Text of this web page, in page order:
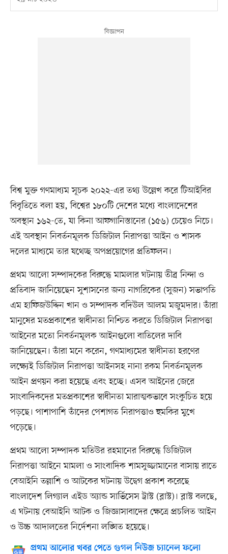
বিশ্ব মুক্ত গণমাধ্যম সূচক ২০২২-এর তথ্য উল্লেখ করে টিআইবির
বিবৃতিতে বলা হয়, বিশ্বের ১৮০টি দেশের মধ্যে বাংলাদেশের
অবস্থান ১৬২-তে, যা কিনা আফগানিস্তানের (১৫৬) চেয়েও নিচে।
এই অবস্থান নিবর্তনমূলক ডিজিটাল নিরাপত্তা আইন ও শাসক
দলের মাধ্যমে তার যথেচ্ছ অপপ্রয়োগের প্রতিফলন।
প্রথম আলো সম্পাদকের বিরুদ্ধে মামলার ঘটনায় তীব্র নিন্দা ও
প্রতিবাদ জানিয়েছেন সুশাসনের জন্য নাগরিকের (সুজন) সভাপতি
এম হাফিজউদ্দিন খান ও সম্পাদক বদিউল আলম মজুমদার। তাঁরা
মানুষের মতপ্রকাশের স্বাধীনতা নিশ্চিত করতে ডিজিটাল নিরাপত্তা
আইনের মতো নিবর্তনমূলক আইনগুলো বাতিলের দাবি
জানিয়েছেন। তাঁরা মনে করেন, গণমাধ্যমের স্বাধীনতা হরণের
লক্ষ্যেই ডিজিটাল নিরাপত্তা আইনসহ নানা রকম নিবর্তনমূলক
আইন প্রণয়ন করা হয়েছে এবং হচ্ছে। এসব আইনের জেরে
সাংবাদিকদের মতপ্রকাশের স্বাধীনতা মারাত্মকভাবে সংকুচিত হয়ে
পড়ছে। পাশাপাশি তাঁদের পেশাগত নিরাপত্তাও হুমকির মুখে
পড়েছে।
প্রথম আলো সম্পাদক মতিউর রহমানের বিরুদ্ধে ডিজিটাল
নিরাপত্তা আইনে মামলা ও সাংবাদিক শামসুজ্জামানের বাসায় রাতে
বেআইনি তল্লাশি ও আটকের ঘটনায় উদ্বেগ প্রকাশ করেছে
বাংলাদেশ লিগ্যাল এইড অ্যান্ড সার্ভিসেস ট্রাস্ট (ব্লাস্ট)। ব্লাস্ট বলছে,
এ ঘটনায় বেআইনি আটক ও জিজ্ঞাসাবাদের ক্ষেত্রে প্রচলিত আইন
ও উচ্চ আদালতের নির্দেশনা লঙ্ঘিত হয়েছে।
প্রথম আলোর খবর পেতে গুগল নিউজ চ্যানেল ফলো